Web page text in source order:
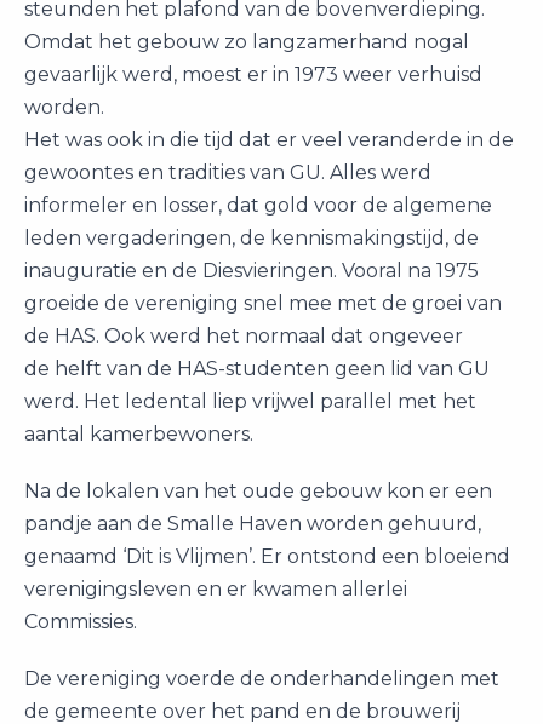
steunden het plafond van de bovenverdieping.
Omdat het gebouw zo langzamerhand nogal
gevaarlijk werd, moest er in 1973 weer verhuisd
worden.
Het was ook in die tijd dat er veel veranderde in de
gewoontes en tradities van GU. Alles werd
informeler en losser, dat gold voor de algemene
leden vergaderingen, de kennismakingstijd, de
inauguratie en de Diesvieringen. Vooral na 1975
groeide de vereniging snel mee met de groei van
de HAS. Ook werd het normaal dat ongeveer
de helft van de HAS-studenten geen lid van GU
werd. Het ledental liep vrijwel parallel met het
aantal kamerbewoners.
Na de lokalen van het oude gebouw kon er een
pandje aan de Smalle Haven worden gehuurd,
genaamd ‘Dit is Vlijmen’. Er ontstond een bloeiend
verenigingsleven en er kwamen allerlei
Commissies.
De vereniging voerde de onderhandelingen met
de gemeente over het pand en de brouwerij